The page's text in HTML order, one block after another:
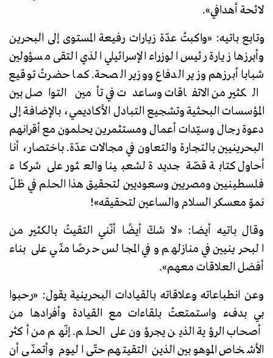
لائحة أهدافي»
.
وتابع باتيه: «واكبتُ عدّة زيارات رفيعة المستوى إلى البحرين
وأبرزها زيارة رئيس الوزراء الإسرائيلي الذي التقى مسؤولين
شبابا أبرزهم وزير الدفاع ووزير الصحة. كما حضرتُ توقيع
الكثير من الاتفاقات وساعدت في تأمين التواصل بين
المؤسسات البحثية وتشجيع التبادل الأكاديمي، بالإضافة إلى
دعوة رجال وسيّدات أعمال ومستثمرين يحلمون مع أقرانهم
البحرينيين بالتجارة والتعاون في مجالات عدّة. باختصار، أنا
أحاول كتابة قصّة جديدة لشعبينا والعثور على شركاء
فلسطينيين ومصريين وسعوديين لتحقيق هذا الحلم في ظلّ
نموّ معسكر السلام والساعين لتحقيقه»
!
وقال باتيه أيضا:«لا شكّ أيضًا أنّني التقيتُ بالكثير من
البحرينيين في منازلهم وفي المجالس حرصًا منّي على بناء
أفضل العلاقات معهم»
.
وعن انطباعاته وعلاقاته بالقيادات البحرينية يقول: «رحبوا
بي بدفء واستمتعتُ بلقاءات مع القيادة وأفرادها من
أصحاب الرؤية الذين يجرؤون على الحلم. إنّهم من أكثر
الأشخاص الموهوبين الذين التقيتهم حتّى اليوم وأتمنّى أن